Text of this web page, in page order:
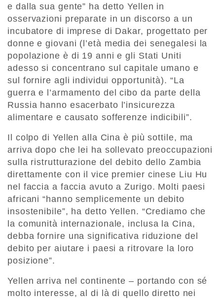
e dalla sua gente” ha detto Yellen in
osservazioni preparate in un discorso a un
incubatore di imprese di Dakar, progettato per
donne e giovani (l’età media dei senegalesi la
popolazione è di 19 anni e gli Stati Uniti
adesso si concentrano sul capitale umano e
sul fornire agli individui opportunità). “La
guerra e l’armamento del cibo da parte della
Russia hanno esacerbato l’insicurezza
alimentare e causato sofferenze indicibili”.
Il colpo di Yellen alla Cina è più sottile, ma
arriva dopo che lei ha sollevato preoccupazioni
sulla ristrutturazione del debito dello Zambia
direttamente con il vice premier cinese Liu Hu
nel faccia a faccia avuto a Zurigo. Molti paesi
africani “hanno semplicemente un debito
insostenibile”, ha detto Yellen. “Crediamo che
la comunità internazionale, inclusa la Cina,
debba fornire una significativa riduzione del
debito per aiutare i paesi a ritrovare la loro
posizione”.
Yellen arriva nel continente – portando con sé
molto interesse, al di là di quello diretto nei